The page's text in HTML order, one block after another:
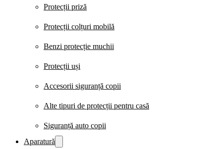
Protecții priză
Protecții colțuri mobilă
Benzi protecție muchii
Protecții uși
Accesorii siguranță copii
Alte tipuri de protecții pentru casă
Siguranță auto copii
Aparatură